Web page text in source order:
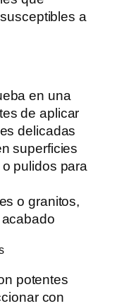
a
en una
de aplicar
delicadas
superficies
pulidos para
o granitos,
potentes
con